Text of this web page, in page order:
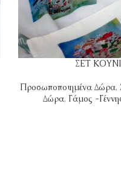
ΣΕΤ
Προσωποποιημένα Δώρα,
Δώρα, Γάμος -